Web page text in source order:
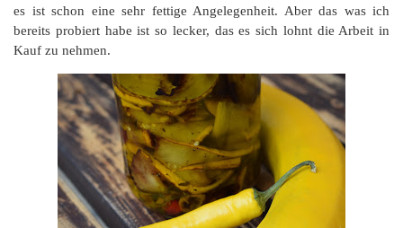
es ist schon eine sehr fettige Angelegenheit. Aber das was ich
bereits probiert habe ist so lecker, das es sich lohnt die Arbeit in
Kauf zu nehmen.